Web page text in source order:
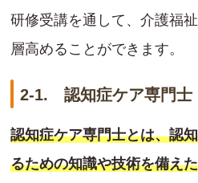
研修受講を通して、介護福
層高めることができます。
2-1. 認知症ケア専門士
認知症ケア専門士とは、認
るための知識や技術を備え